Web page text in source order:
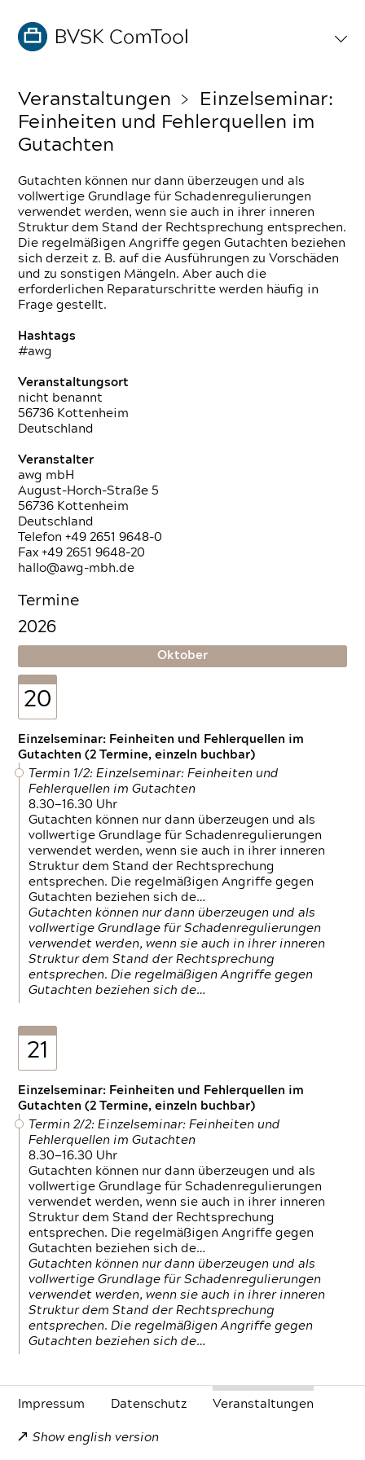
Veranstaltungen ﹥ Einzelseminar:
Feinheiten und Fehlerquellen im
Gutachten
Gutachten können nur dann überzeugen und als
vollwertige Grundlage für Schadenregulierungen
verwendet werden, wenn sie auch in ihrer inneren
Struktur dem Stand der Rechtsprechung entsprechen.
Die regelmäßigen Angriffe gegen Gutachten beziehen
sich derzeit z. B. auf die Ausführungen zu Vorschäden
und zu sonstigen Mängeln. Aber auch die
erforderlichen Reparaturschritte werden häufig in
Frage gestellt.
Hashtags
#awg
Veranstaltungsort
nicht benannt
56736 Kottenheim
Deutschland
Veranstalter
awg mbH
August-Horch-Straße 5
56736 Kottenheim
Deutschland
Telefon +49 2651 9648-0
Fax +49 2651 9648-20
hallo@awg-mbh.de
Termine
2026
Oktober
20
Einzelseminar: Feinheiten und Fehlerquellen im
Gutachten (2 Termine, einzeln buchbar)
Termin 1/2: Einzelseminar: Feinheiten und
Fehlerquellen im Gutachten
8.30—16.30 Uhr
Gutachten können nur dann überzeugen und als
vollwertige Grundlage für Schadenregulierungen
verwendet werden, wenn sie auch in ihrer inneren
Struktur dem Stand der Rechtsprechung
entsprechen. Die regelmäßigen Angriffe gegen
Gutachten beziehen sich de…
Gutachten können nur dann überzeugen und als
vollwertige Grundlage für Schadenregulierungen
verwendet werden, wenn sie auch in ihrer inneren
Struktur dem Stand der Rechtsprechung
entsprechen. Die regelmäßigen Angriffe gegen
Gutachten beziehen sich de…
21
Einzelseminar: Feinheiten und Fehlerquellen im
Gutachten (2 Termine, einzeln buchbar)
Termin 2/2: Einzelseminar: Feinheiten und
Fehlerquellen im Gutachten
8.30—16.30 Uhr
Gutachten können nur dann überzeugen und als
vollwertige Grundlage für Schadenregulierungen
verwendet werden, wenn sie auch in ihrer inneren
Struktur dem Stand der Rechtsprechung
entsprechen. Die regelmäßigen Angriffe gegen
Gutachten beziehen sich de…
Gutachten können nur dann überzeugen und als
vollwertige Grundlage für Schadenregulierungen
verwendet werden, wenn sie auch in ihrer inneren
Struktur dem Stand der Rechtsprechung
entsprechen. Die regelmäßigen Angriffe gegen
Gutachten beziehen sich de…
Impressum Daten­schutz Veranstaltungen
Show english version